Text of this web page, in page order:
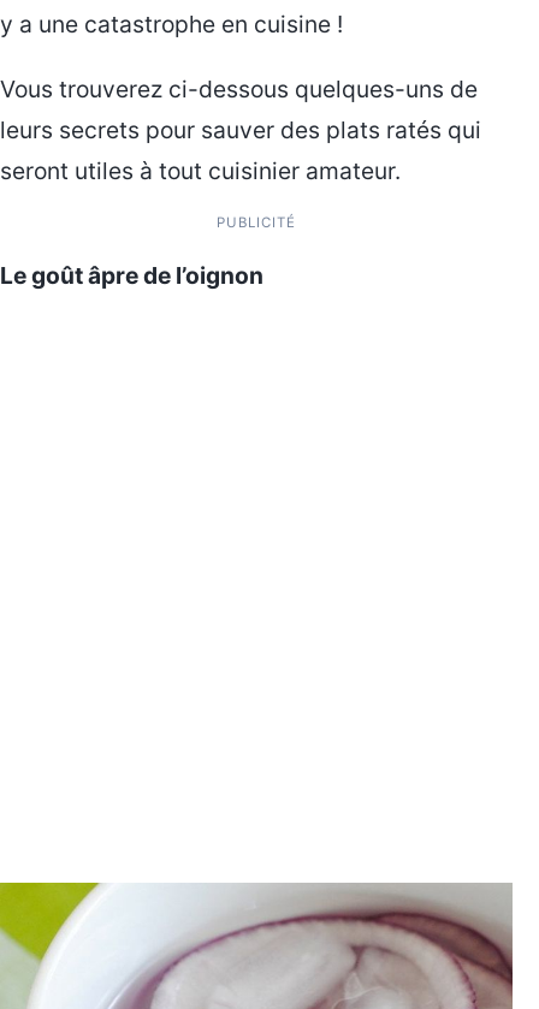
y a une catastrophe en cuisine !
Vous trouverez ci-dessous quelques-uns de
leurs secrets pour sauver des plats ratés qui
seront utiles à tout cuisinier amateur.
PUBLICITÉ
Le goût âpre de l’oignon